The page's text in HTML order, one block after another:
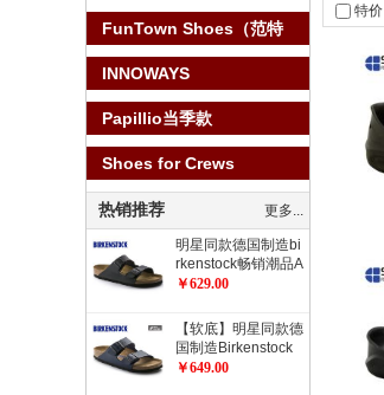
特价
FunTown Shoes（范特
仕）
INNOWAYS
Papillio当季款
Shoes for Crews
热销推荐 更多...
明星同款德国制造bi
rkenstock畅销潮品A
rizona健康软木拖鞋
￥629.00
【软底】明星同款德
国制造Birkenstock
经典2扣软木拖鞋Ari
￥649.00